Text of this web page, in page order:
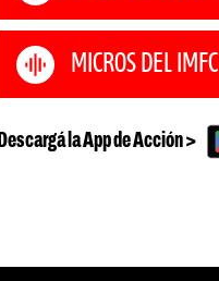
MICROS DEL IMFC
Descargá la App de Acción >